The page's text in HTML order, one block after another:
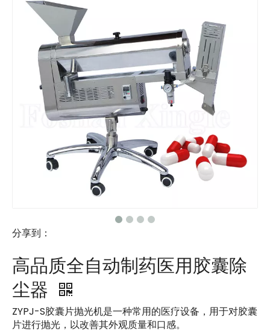
分享到：
高品质全自动制药医用胶囊除
尘器
ZYPJ-S胶囊片抛光机是一种常用的医疗设备，用于对胶囊
片进行抛光，以改善其外观质量和口感。